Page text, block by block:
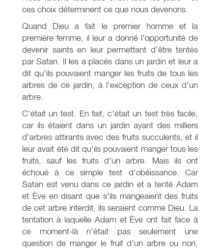
ces choix déterminent ce que nous devenons.
Quand Dieu a fait le premier homme et la
première femme, il leur a donné l'opportunité de
devenir saints en leur permettant d'être tentés
par Satan. Il les a placés dans un jardin et leur a
dit qu'ils pouvaient manger les fruits de tous les
arbres de ce jardin, à l'exception de ceux d'un
arbre.
C'était un test. En fait, c'était un test très facile,
car ils étaient dans un jardin ayant des milliers
d'arbres attirants avec des fruits succulents, et il
leur avait été dit qu'ils pouvaient manger tous les
fruits, sauf les fruits d'un arbre. Mais ils ont
échoué à ce simple test d'obéissance. Car
Satan est venu dans ce jardin et a tenté Adam
et Ève en disant que s'ils mangeaient des fruits
de cet arbre interdit, ils seraient comme Dieu. La
tentation à laquelle Adam et Ève ont fait face à
ce moment-là n'était pas seulement une
question de manger le fruit d'un arbre ou non,